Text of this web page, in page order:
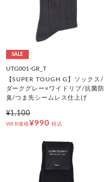
SALE
UTG001-GR_T
【SUPER TOUGH G】ソックス/
ダークグレー×ワイドリブ/抗菌防
臭/つま先シームレス仕上げ
¥1,100
WEB価格¥990 税込